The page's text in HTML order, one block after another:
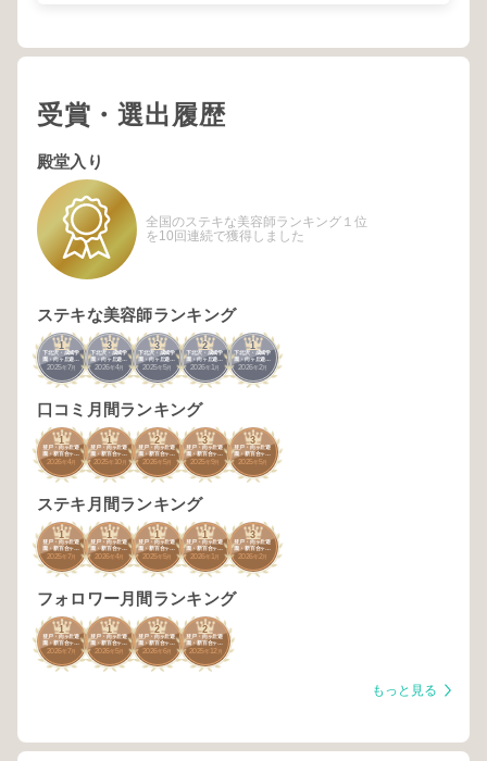
受賞・選出履歴
殿堂入り
全国のステキな美容師ランキング１位
を10回連続で獲得しました
ステキな美容師ランキング
1
下北沢・成城学
園・向ヶ丘遊
園・新百合ヶ丘
2025年7月
3
下北沢・成城学
園・向ヶ丘遊
園・新百合ヶ丘
2026年4月
3
下北沢・成城学
園・向ヶ丘遊
園・新百合ヶ丘
2025年5月
2
下北沢・成城学
園・向ヶ丘遊
園・新百合ヶ丘
2026年 1月
1
下北沢・成城学
園・向ヶ丘遊
園・新百合ヶ丘
2026年2月
口コミ月間ランキング
1
登戸・向ヶ丘遊
園・新百合ヶ
丘・鶴川
2026年 4月
1
登戸・向ヶ丘遊
園・新百合ヶ
丘・鶴川
2025年 10月
2
登戸・向ヶ丘遊
園・新百合ヶ
丘・鶴川
2026年 5月
3
登戸・向ヶ丘遊
園・新百合ヶ
丘・鶴川
2025年 9月
3
登戸・向ヶ丘遊
園・新百合ヶ
丘・鶴川
2025年 5月
ステキ月間ランキング
1
登戸・向ヶ丘遊
園・新百合ヶ
丘・鶴川
2025年 7月
1
登戸・向ヶ丘遊
園・新百合ヶ
丘・鶴川
2026年 4月
1
登戸・向ヶ丘遊
園・新百合ヶ
丘・鶴川
2025年 5月
1
登戸・向ヶ丘遊
園・新百合ヶ
丘・鶴川
2026年 1月
3
登戸・向ヶ丘遊
園・新百合ヶ
丘・鶴川
2026年 2月
フォロワー月間ランキング
1
登戸・向ヶ丘遊
園・新百合ヶ
丘・鶴川
2026年 7月
1
登戸・向ヶ丘遊
園・新百合ヶ
丘・鶴川
2026年 5月
2
登戸・向ヶ丘遊
園・新百合ヶ
丘・鶴川
2026年 6月
2
登戸・向ヶ丘遊
園・新百合ヶ
丘・鶴川
2025年 12月
もっと見る